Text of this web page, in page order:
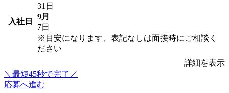
入社日
31日
9月
7日
※目安になります、表記なしは面接時にご相談く
ださい
詳細を表示
＼最短45秒で完了／
応募へ進む